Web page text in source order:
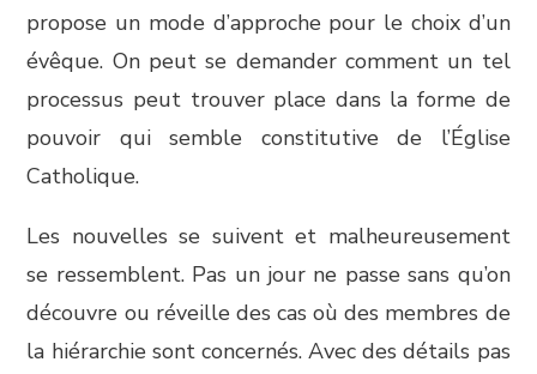
propose un mode d’approche pour le choix d’un
évêque. On peut se demander comment un tel
processus peut trouver place dans la forme de
pouvoir qui semble constitutive de l’Église
Catholique.
Les nouvelles se suivent et malheureusement
se ressemblent. Pas un jour ne passe sans qu’on
découvre ou réveille des cas où des membres de
la hiérarchie sont concernés. Avec des détails pas